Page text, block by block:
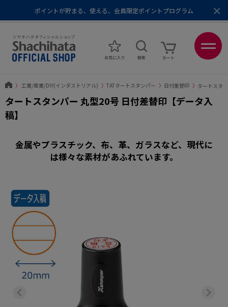
ポイントが貯まる、使える、会員限定ポイントプログラム
メール便1,500円以上 / 宅配便3,500円以上のお買い物で送料無料
あなたに最適なスタンプをシヤチハタがレコメンド
〉 工業/産業/DIY(インダストリアル) 〉 TATタートスタンパー 〉 日付差替印 〉 タートスタ
タートスタンパー 丸型20号 日付差替印【データ入
稿】
×
金属やプラスチック、布、革、ガラスなど、現代に
は様々な素材があふれています。